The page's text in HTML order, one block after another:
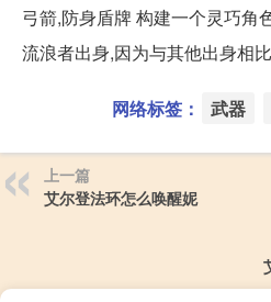
弓箭,防身盾牌 构建一个灵巧角
流浪者出身,因为与其他出身相
网络标签： 武器
上一篇
艾尔登法环怎么唤醒妮